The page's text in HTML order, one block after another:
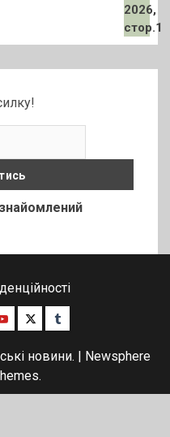
TwitterTumblr
новини.
Newsphere